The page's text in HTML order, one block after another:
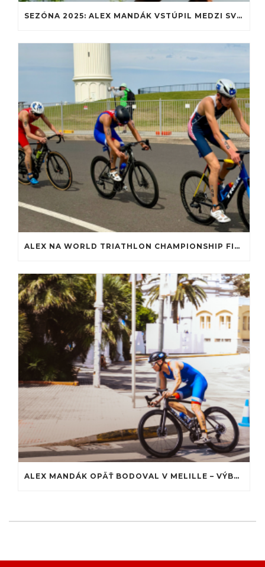
SEZÓNA 2025: ALEX MANDÁK VSTÚPIL MEDZI SVETOVÚ JUNIORSKÚ ELITU
ALEX NA WORLD TRIATHLON CHAMPIONSHIP FINALS 2025 – WOLLONGONG, AUSTRÁLIA
ALEX MANDÁK OPÄŤ BODOVAL V MELILLE – VÝBORNÉ 29. MIESTO MEDZI JUNIORMI A SILNÝ VÝKON V ŠTAFETE